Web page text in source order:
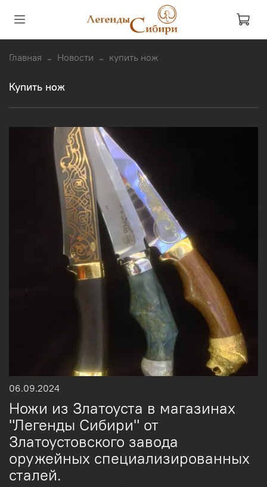
Главная Новости купить нож
купить нож
06.09.2024
Ножи из Златоуста в магазинах
"Легенды Сибири" от
Златоустовского завода
оружейных специализированных
сталей.